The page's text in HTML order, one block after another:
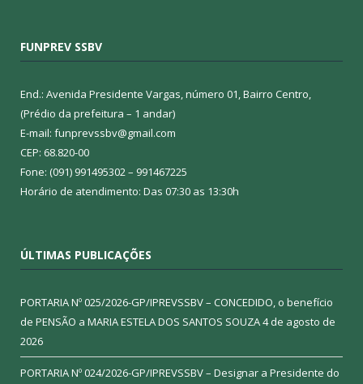
FUNPREV SSBV
End.: Avenida Presidente Vargas, número 01, Bairro Centro,
(Prédio da prefeitura – 1 andar)
E-mail: funprevssbv@gmail.com
CEP: 68.820-00
Fone: (091) 991495302 – 991467225
Horário de atendimento: Das 07:30 as 13:30h
ÚLTIMAS PUBLICAÇÕES
PORTARIA Nº 025/2026-GP/IPREVSSBV – CONCEDIDO, o benefício
de PENSÃO a MARIA ESTELA DOS SANTOS SOUZA4 de agosto de
2026
PORTARIA Nº 024/2026-GP/IPREVSSBV – Designar a Presidente do